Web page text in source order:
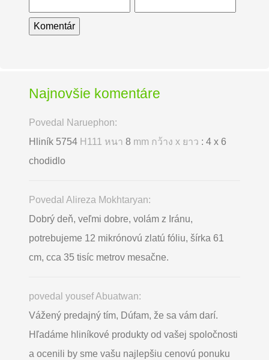
Najnovšie komentáre
Povedal Naruephon:
Hliník 5754 H111 หนา 8 mm กว้าง x ยาว : 4 x 6
chodidlo
Povedal Alireza Mokhtaryan:
Dobrý deň, veľmi dobre, volám z Iránu,
potrebujeme 12 mikrónovú zlatú fóliu, šírka 61
cm, cca 35 tisíc metrov mesačne.
povedal yousef Abuatwan:
Vážený predajný tím, Dúfam, že sa vám darí.
Hľadáme hliníkové produkty od vašej spoločnosti
a ocenili by sme vašu najlepšiu cenovú ponuku